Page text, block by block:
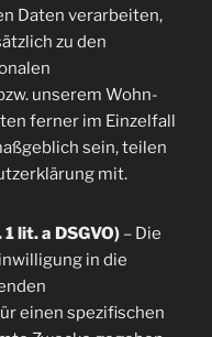
Daten verarbeiten,
zu den
unserem Wohn-
ferner im Einzelfall
sein, teilen
mit.
lit. a DSGVO)– Die
in die
einen spezifischen